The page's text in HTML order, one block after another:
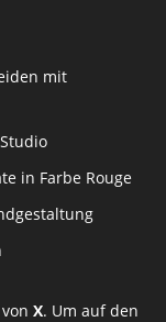
mit
in Farbe Rouge
vonX. Um auf den